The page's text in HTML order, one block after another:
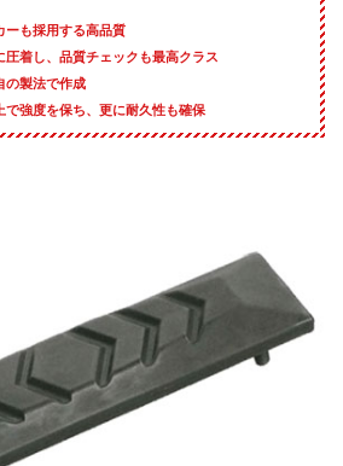
ーも採用する高品質
圧着し、品質チェックも最高クラス
の製法で作成
で強度を保ち、更に耐久性も確保